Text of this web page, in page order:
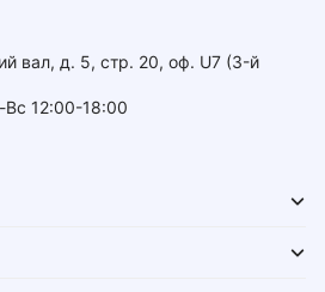
вал, д. 5, стр. 20, оф. U7 (3-й
12:00-18:00